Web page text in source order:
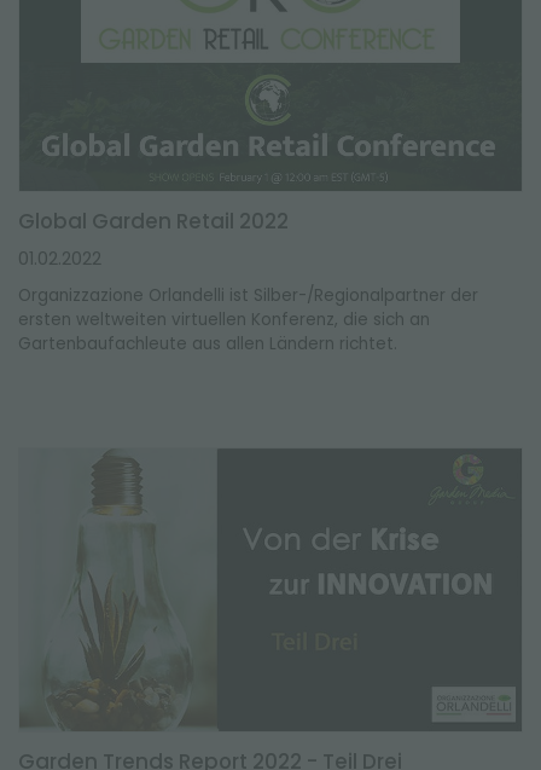
Global Garden Retail 2022
01.02.2022
Organizzazione Orlandelli ist Silber-/Regionalpartner der
ersten weltweiten virtuellen Konferenz, die sich an
Gartenbaufachleute aus allen Ländern richtet.
Garden Trends Report 2022 - Teil Drei